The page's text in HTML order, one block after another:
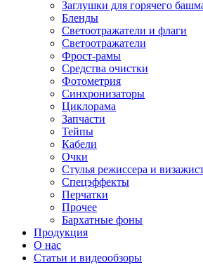
Заглушки для горячего
Бленды
Светоотражатели и флаги
Светоотражатели
Фрост-рамы
Средства очистки
Фотометрия
Синхронизаторы
Циклорама
Запчасти
Тейпы
Кабели
Очки
Стулья режиссера и
Спецэффекты
Перчатки
Прочее
Бархатные фоны
Продукция
О нас
Статьи и видеообзоры